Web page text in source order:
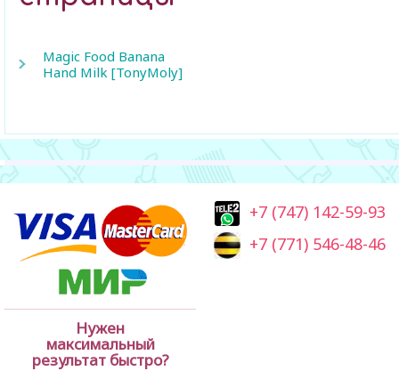
Magic Food Banana
Hand Milk [TonyMoly]
Нужен
максимальный
результат быстро?
+7 (747) 142-59-93
+7 (771) 546-48-46